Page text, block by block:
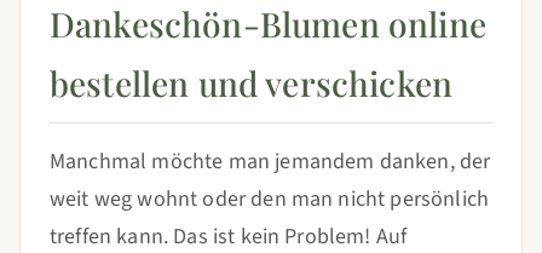
Dankeschön-Blumen online
bestellen und verschicken
Manchmal möchte man jemandem danken, der
weit weg wohnt oder den man nicht persönlich
treffen kann. Das ist kein Problem! Auf